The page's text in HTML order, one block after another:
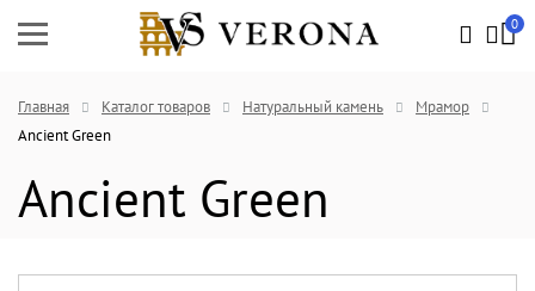
0
Главная Каталог товаров Натуральный камень
Мрамор
Ancient Green
Ancient Green